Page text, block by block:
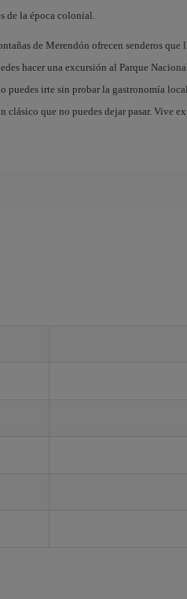
de la época colonial.
de Merendón ofrecen senderos
hacer una excursión al Parque
puedes irte sin probar la gastronomía
clásico que no puedes dejar pasar. Vive